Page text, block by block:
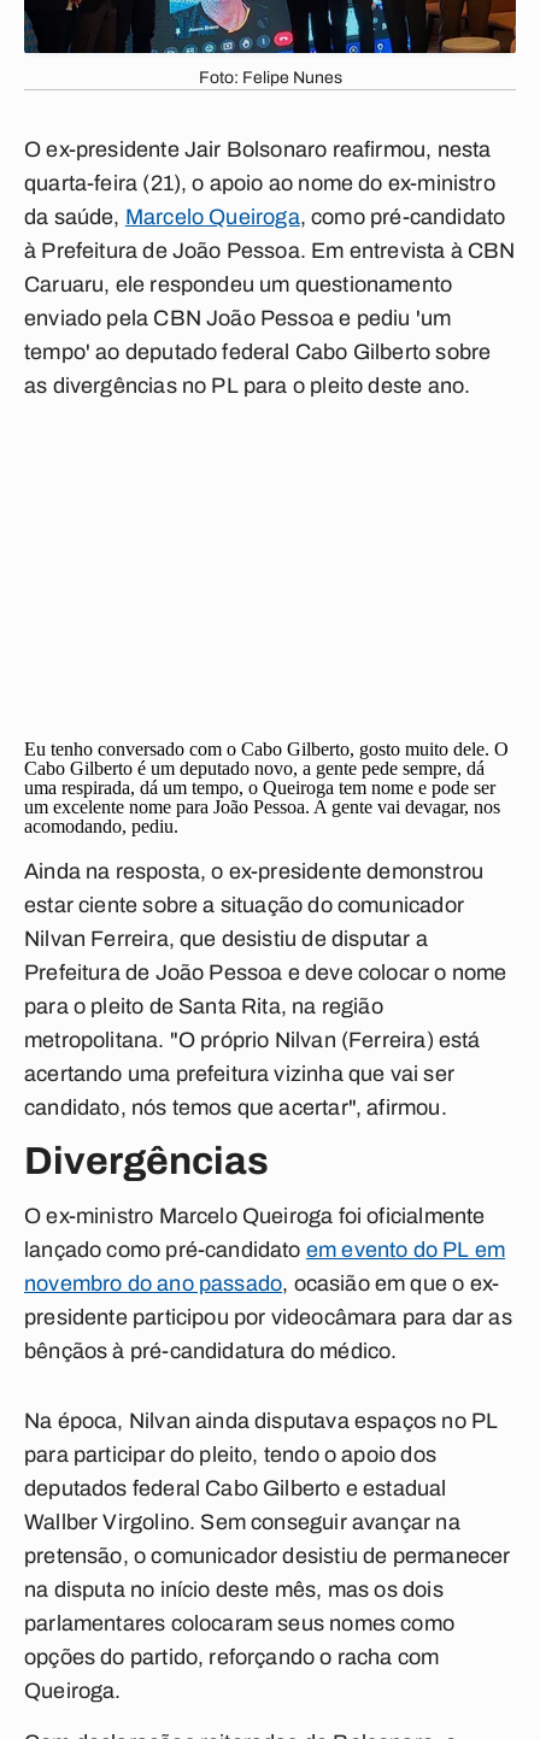
Foto: Felipe Nunes
O ex-presidente Jair Bolsonaro reafirmou, nesta
quarta-feira (21), o apoio ao nome do ex-ministro
da saúde, Marcelo Queiroga, como pré-candidato
à Prefeitura de João Pessoa. Em entrevista à CBN
Caruaru, ele respondeu um questionamento
enviado pela CBN João Pessoa e pediu 'um
tempo' ao deputado federal Cabo Gilberto sobre
as divergências no PL para o pleito deste ano.
Eu tenho conversado com o Cabo Gilberto, gosto muito dele. O
Cabo Gilberto é um deputado novo, a gente pede sempre, dá
uma respirada, dá um tempo, o Queiroga tem nome e pode ser
um excelente nome para João Pessoa. A gente vai devagar, nos
acomodando, pediu.
Ainda na resposta, o ex-presidente demonstrou
estar ciente sobre a situação do comunicador
Nilvan Ferreira, que desistiu de disputar a
Prefeitura de João Pessoa e deve colocar o nome
para o pleito de Santa Rita, na região
metropolitana. "O próprio Nilvan (Ferreira) está
acertando uma prefeitura vizinha que vai ser
candidato, nós temos que acertar", afirmou.
Divergências
O ex-ministro Marcelo Queiroga foi oficialmente
lançado como pré-candidato em evento do PL em
novembro do ano passado, ocasião em que o ex-
presidente participou por videocâmara para dar as
bênçãos à pré-candidatura do médico.
Na época, Nilvan ainda disputava espaços no PL
para participar do pleito, tendo o apoio dos
deputados federal Cabo Gilberto e estadual
Wallber Virgolino. Sem conseguir avançar na
pretensão, o comunicador desistiu de permanecer
na disputa no início deste mês, mas os dois
parlamentares colocaram seus nomes como
opções do partido, reforçando o racha com
Queiroga.